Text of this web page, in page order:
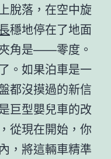
脫落，在空中旋
穩地停在了地面
角是——零度。
。如果泊車是一
都沒摸過的新信
巨型嬰兒車的改
從現在開始，你
，將這輛車精準